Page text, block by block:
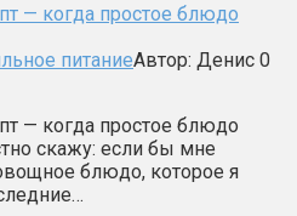
— когда простое блюдо
питаниеАвтор: Денис 0
— когда простое блюдо
скажу: если бы мне
блюдо, которое я